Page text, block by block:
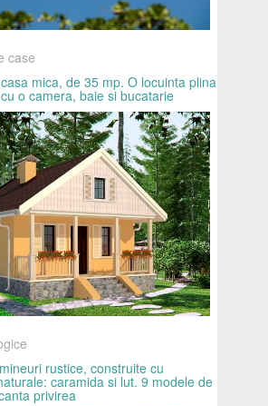
case
mica, de 35 mp. O locuinta plina
o camera, baie si bucatarie
rustice, construite cu
caramida si lut. 9 modele de
privirea